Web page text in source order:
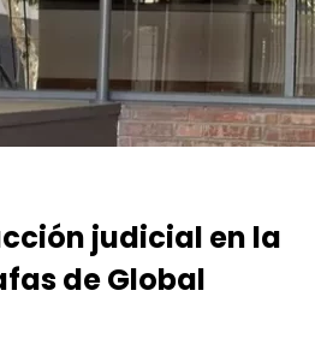
judicial en la
de Global